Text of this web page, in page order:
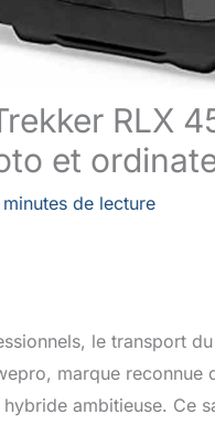
RLX
et
de lecture
le transport
marque reconnue
hybride ambitieuse. Ce